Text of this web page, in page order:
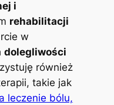
i
rehabilitacji
w
dolegliwości
również
takie jak
leczenie bólu,